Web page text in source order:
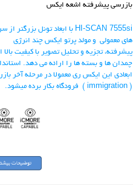
بازرسی پیشرفته اشعه ایکس
HI-SCAN 7555si با ابعاد تونل بزرگتر از
های معمولی و مولد پرتو ایکس چند انرژی
پیشرفته، تجزیه و تحلیل تصویر با کیفیت بالا
چمدان ها و بسته ها را ارائه می دهد.
ابعادی این ایکس ری معمولا در مرحله آخر
( immigration ) فرودگاه بکار برده میشود.